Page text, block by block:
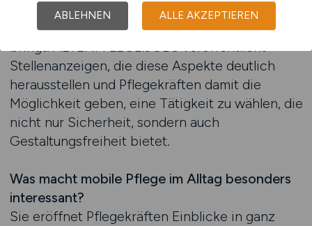
und abwechslungsreich, da jeder Arbeitstag
neue Eindrücke und Herausforderungen mit sich
bringt. ALTENPFLEGE.JOBS veröffentlicht
Stellenanzeigen, die diese Aspekte deutlich
herausstellen und Pflegekräften damit die
Möglichkeit geben, eine Tätigkeit zu wählen, die
nicht nur Sicherheit, sondern auch
Gestaltungsfreiheit bietet.
Was macht mobile Pflege im Alltag besonders
interessant?
Sie eröffnet Pflegekräften Einblicke in ganz
ABLEHNEN ALLE AKZEPTIEREN